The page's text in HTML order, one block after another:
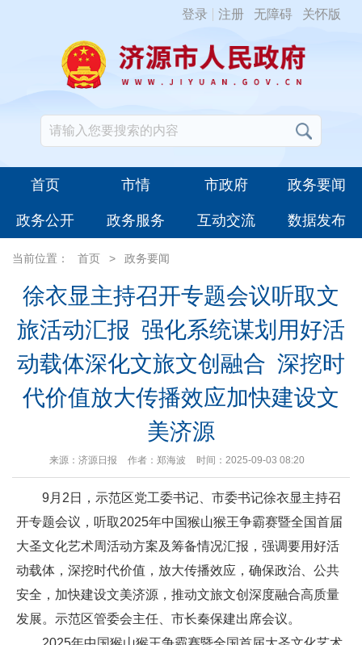
登录 注册 无障碍 关怀版
首页 市情 市政府 政务要闻
政务公开 政务服务 互动交流 数据发布
当前位置： 首页 > 政务要闻
徐衣显主持召开专题会议听取文
旅活动汇报 强化系统谋划用好活
动载体深化文旅文创融合 深挖时
代价值放大传播效应加快建设文
美济源
来源：济源日报 作者：郑海波 时间：2025-09-03 08:20
9月2日，示范区党工委书记、市委书记徐衣显主持召
开专题会议，听取2025年中国猴山猴王争霸赛暨全国首届
大圣文化艺术周活动方案及筹备情况汇报，强调要用好活
动载体，深挖时代价值，放大传播效应，确保政治、公共
安全，加快建设文美济源，推动文旅文创深度融合高质量
发展。示范区管委会主任、市长秦保建出席会议。